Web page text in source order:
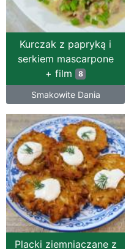
Kurczak z papryką i
serkiem mascarpone
+ film
8
Smakowite Dania
Placki ziemniaczane z